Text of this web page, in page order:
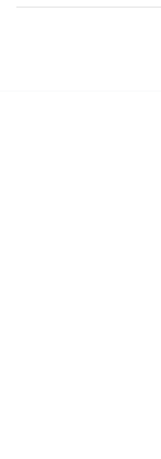
Isfisketält Atemi